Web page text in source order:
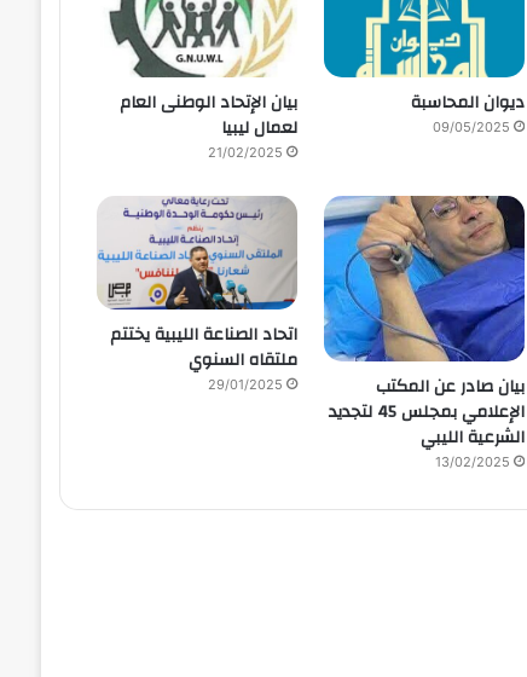
ديوان المحاسبة
09/05/2025
بيان الإتحاد الوطنى العام
لعمال ليبيا
21/02/2025
بيان صادر عن المكتب
الإعلامي بمجلس 45 لتجديد
الشرعية الليبي
13/02/2025
اتحاد الصناعة الليبية يختتم
ملتقاه السنوي
29/01/2025